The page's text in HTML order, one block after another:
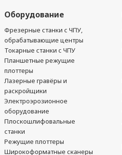
Оборудование
Фрезерные станки с ЧПУ,
обрабатывающие центры
Токарные станки с ЧПУ
Планшетные режущие
плоттеры
Лазерные гравёры и
раскройщики
Электроэрозионное
оборудование
Плоскошлифовальные
станки
Режущие плоттеры
Широкоформатные сканеры